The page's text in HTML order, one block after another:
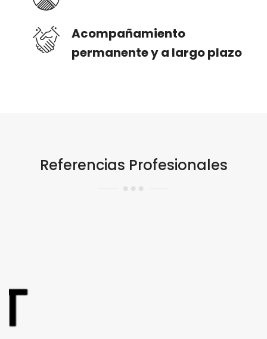
Acompañamiento
permanente y a largo plazo
Referencias Profesionales